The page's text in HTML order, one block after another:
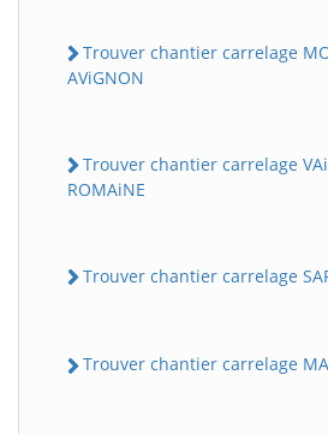
Trouver chantier carrelage
AViGNON
Trouver chantier carrelage
ROMAiNE
Trouver chantier carrelage
Trouver chantier carrelage